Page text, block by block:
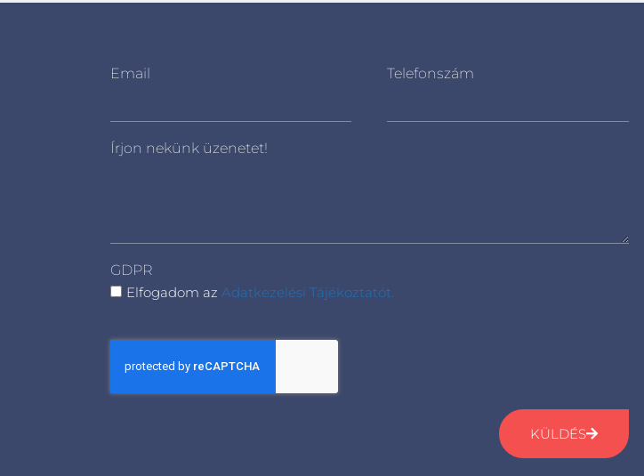
Email Telefonszám
Írjon nekünk üzenetet!
GDPR
Elfogadom az Adatkezelési Tájékoztatót.
KÜLDÉS